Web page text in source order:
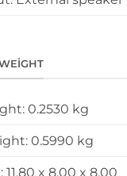
0.2530 kg
0.5990 kg
x 8.00 x 8.00